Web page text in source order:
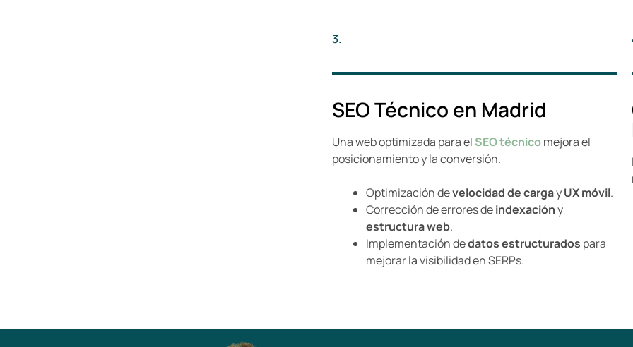
3.
SEO Técnico en Madrid
Una web optimizada para el SEO técnicomejora el
posicionamiento y la conversión.
Optimización develocidad de cargayUX móvil.
Corrección de errores deindexacióny
estructura web.
Implementación dedatos estructurados para
mejorar la visibilidad en SERPs.